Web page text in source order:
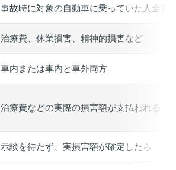
事故時に対象の自動車に乗っていた人全員
治療費、休業損害、精神的損害など
車内または車内と車外両方
治療費などの実際の損害額が支払われる
示談を待たず、実損害額が確定したら